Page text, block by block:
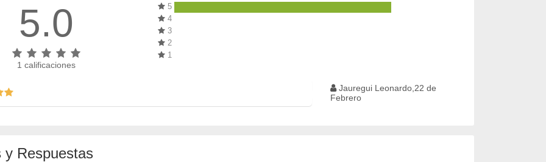
5.0
1 calificaciones
5
4
3
2
1
Jauregui Leonardo,22 de
Febrero
y Respuestas